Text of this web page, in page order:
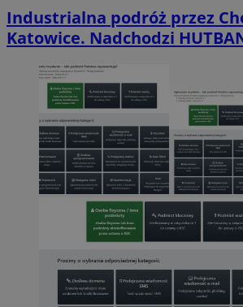
Industrialna podróż przez
Katowice. Nadchodzi